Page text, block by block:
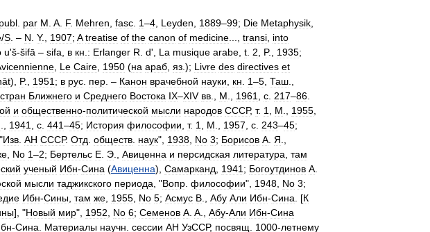
publ par M A F. Mehren fasc 1–4 Leyden 1889–99; Die Metaphysik
/S . – N Y., 1907; A treatise of the canon of medicine transi into
u'š-šifā – sifa в кн : Εrlanger R d', La musique arabe t 2 P., 1935;
Le Caire 1950 (на араб яз .); Livre des directives et
), P., 1951 ; в рус пер . – Канон врачебной науки кн 1–5 Таш
стран Ближнего и Среднего Востока IX–XIV вв М 1961 с 217–86
и общественно-политической мысли народов СССР, т. 1 М 1955
1941 с 441–45; История философии т. 1 М 1957 с 243–45;
, "Изв АН СССР. Отд обществ наук", 1938 No 3; Борисов А Я
No 1–2; Бертельс Е Э Авиценна и персидская литература там
ученый Ибн-Сина (Авиценна), Самарканд 1941 ; Богоутдинов A
мысли таджикского периода , "Вопр философии", 1948 No 3;
Ибн-Сины там же 1955 No 5; Асмус В Абу Али Ибн-Сина . [К
], "Новый мир", 1952 No 6; Семенов Α Α Абу-Али Ибн-Сина
-Сина Материалы научн сессии АН УзССР, посвящ 1000-летнему